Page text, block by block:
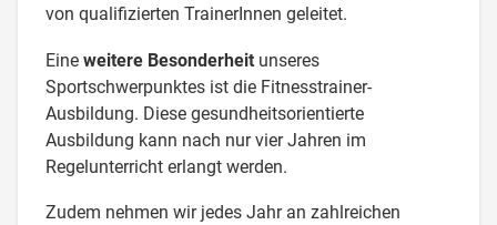
von qualifizierten TrainerInnen geleitet.
Eineweitere Besonderheit unseres
Sportschwerpunktes ist die Fitnesstrainer-
Ausbildung. Diese gesundheitsorientierte
Ausbildung kann nach nur vier Jahren im
Regelunterricht erlangt werden.
Zudem nehmen wir jedes Jahr an zahlreichen